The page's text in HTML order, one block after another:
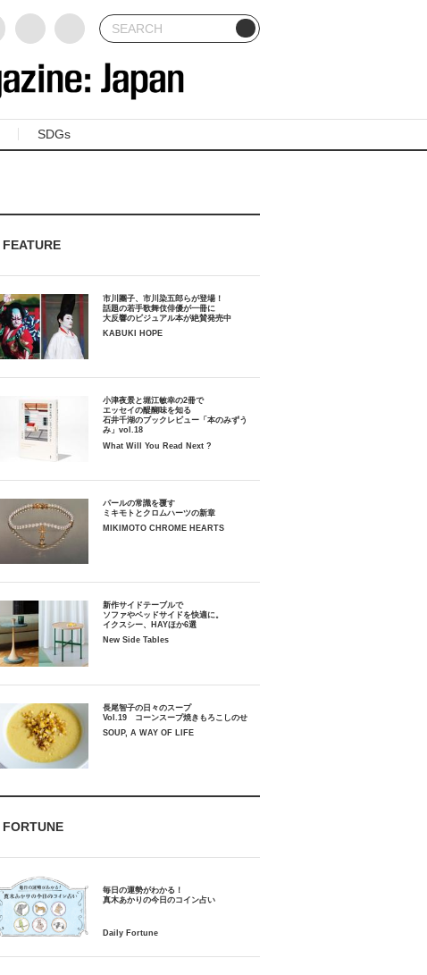
SDGs
FEATURE
市川團子、市川染五郎らが登場！
話題の若手歌舞伎俳優が一冊に
大反響のビジュアル本が絶賛発売中
KABUKI HOPE
小津夜景と堀江敏幸の2冊で
エッセイの醍醐味を知る
石井千湖のブックレビュー「本のみずう
み」vol.18
What Will You Read Next ?
パールの常識を覆す
ミキモトとクロムハーツの新章
MIKIMOTO CHROME HEARTS
新作サイドテーブルで
ソファやベッドサイドを快適に。
イクスシー、HAYほか6選
New Side Tables
長尾智子の日々のスープ
Vol.19 コーンスープ焼きもろこしのせ
SOUP, A WAY OF LIFE
FORTUNE
毎日の運勢がわかる！